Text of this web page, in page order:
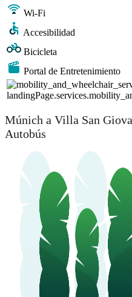
Wi-Fi
Accesibilidad
Bicicleta
Portal de Entretenimiento
Múnich a Villa San
Autobús